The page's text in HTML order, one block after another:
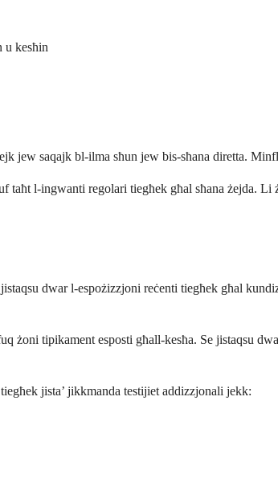
u kesħin
jew saqajk bl-ilma sħun jew bis-sħana diretta.
l-ingwanti regolari tiegħek għal sħana żejda.
dwar l-espożizzjoni reċenti tiegħek għal
żoni tipikament esposti għall-kesħa. Se jistaqsu
jista’ jikkmanda testijiet addizzjonali jekk: